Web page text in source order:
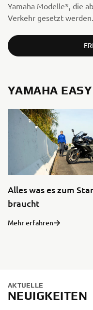
Yamaha Modelle*, die
Verkehr gesetzt werden.
YAMAHA
Alles was es zum
braucht
Mehr erfahren
AKTUELLE
NEUIGKEITEN